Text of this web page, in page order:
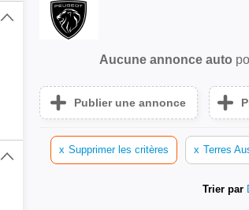
Aucune annonce auto
Publier une annonce
x Supprimer les critères x Terres
Trier par